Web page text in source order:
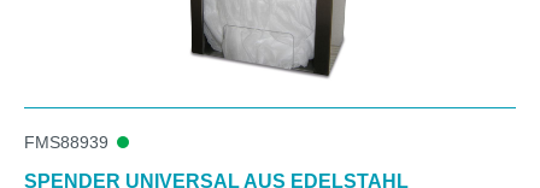
FMS88939
SPENDER UNIVERSAL AUS EDELSTAHL